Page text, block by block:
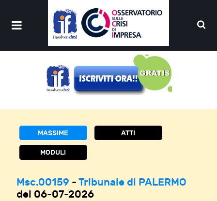
MASSIME ATTI
MODULI
Msc.00159 - Tribunale di PALERMO
del 06-07-2026